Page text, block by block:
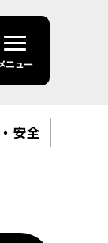
ニュー
安全